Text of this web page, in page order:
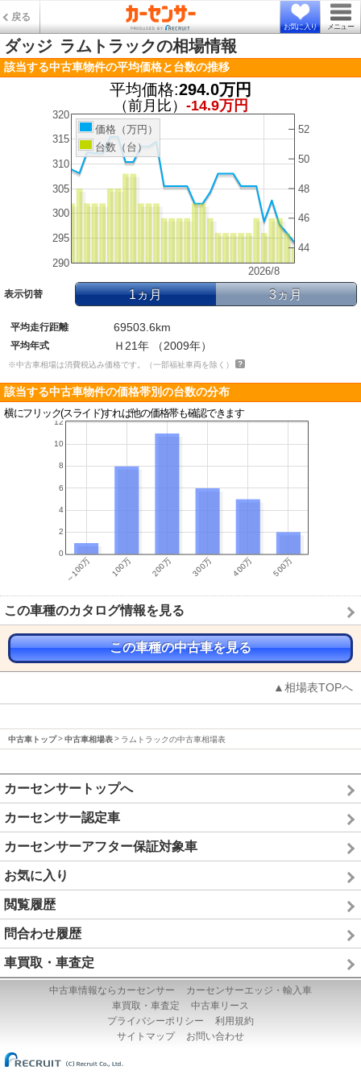
戻る
お気に入り メニュー
ダッジ ラムトラックの相場情報
該当する中古車物件の平均価格と台数の推移
平均価格:294.0万円
（前月比） -14.9万円
2026/8
290
295
300
305
310
315
320
44
46
48
50
52
価格（万円）
台数（台）
表示切替 1ヵ月 3ヵ月
平均走行距離 69503.6km
平均年式 Ｈ21年 （2009年）
※中古車相場は消費税込み価格です。（一部福祉車両を除く）
該当する中古車物件の価格帯別の台数の分布
横にフリック(スライド)すれば他の価格帯も確認できます
この車種のカタログ情報を見る
この車種の中古車を見る
▲相場表TOPへ
中古車トップ 中古車相場表 ラムトラックの中古車相場表
カーセンサートップへ
カーセンサー認定車
カーセンサーアフター保証対象車
お気に入り
閲覧履歴
問合わせ履歴
車買取・車査定
中古車情報ならカーセンサー
カーセンサーエッジ・輸入車
車買取・車査定
中古車リース
プライバシーポリシー
利用規約
サイトマップ
お問い合わせ